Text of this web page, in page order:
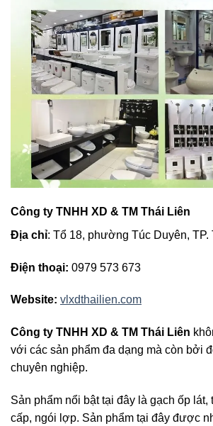
Công ty TNHH XD & TM Thái Liên
Địa chỉ: Tổ 18, phường Túc Duyên, TP.
Điện thoại: 0979 573 673
Website: vlxdthailien.com
Công ty TNHH XD & TM Thái Liên
với các sản phẩm đa dạng mà còn bởi
chuyên nghiệp.
Sản phẩm nổi bật tại đây là gạch ốp lát,
cấp, ngói lợp. Sản phẩm tại đây được